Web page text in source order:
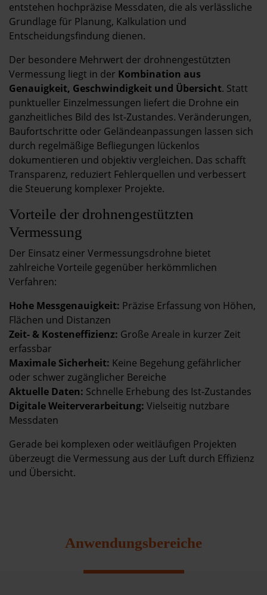
entstehen hochpräzise Messdaten, die als verlässliche
Grundlage für Planung, Kalkulation und
Entscheidungsfindung dienen.
Der besondere Mehrwert der drohnengestützten
Vermessung liegt in der Kombination aus
Genauigkeit, Geschwindigkeit und Übersicht. Statt
punktueller Einzelmessungen liefert die Drohne ein
ganzheitliches Bild des Ist-Zustandes. Veränderungen,
Baufortschritte oder Geländeanpassungen lassen sich
durch regelmäßige Befliegungen lückenlos
dokumentieren und objektiv vergleichen. Das schafft
Transparenz, reduziert Fehlerquellen und verbessert
die Steuerung komplexer Projekte.
Vorteile der drohnengestützten
Vermessung
Der Einsatz einer Vermessungsdrohne bietet
zahlreiche Vorteile gegenüber herkömmlichen
Verfahren:
Hohe Messgenauigkeit: Präzise Erfassung von Höhen,
Flächen und Distanzen
Zeit- & Kosteneffizienz: Große Areale in kurzer Zeit
erfassbar
Maximale Sicherheit: Keine Begehung gefährlicher
oder schwer zugänglicher Bereiche
Aktuelle Daten: Schnelle Erhebung des Ist-Zustandes
Digitale Weiterverarbeitung: Vielseitig nutzbare
Messdaten
Gerade bei komplexen oder weitläufigen Projekten
überzeugt die Vermessung aus der Luft durch Effizienz
und Übersicht.
Anwendungsbereiche